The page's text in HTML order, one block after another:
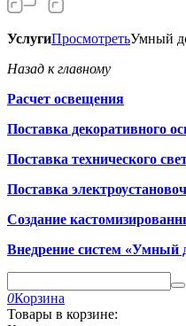
УслугиПросмотретьУмный
Назад к главному
Расчет освещения
Поставка декоративного
Поставка технического
Поставка
Создание
Внедрение систем «Умный
0Корзина
Товары в корзине: